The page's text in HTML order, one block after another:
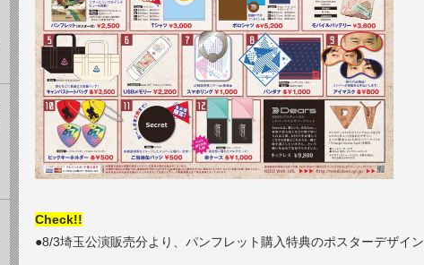
Check!!
●8/3埼玉公演販売分より、パンフレット購入特典のポスターデザイ